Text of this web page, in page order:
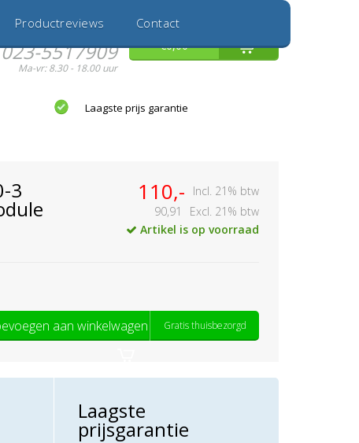
Inloggen
Hulp nodig?
023-5517909
Ma-vr: 8.30 - 18.00 uur
€0,00
Productreviews Contact
Laagste prijs garantie
3 110,-
Incl. 21% btw
90,91
Excl. 21% btw
Artikel is op voorraad
aan winkelwagen Gratis thuisbezorgd
Laagste
prijsgarantie